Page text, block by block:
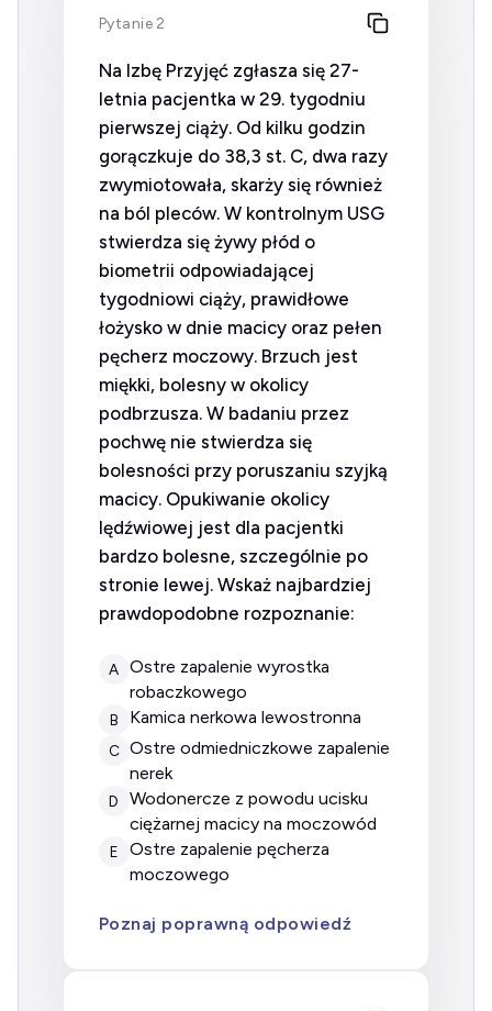
Pytanie 2
Na Izbę Przyjęć zgłasza się 27-
letnia pacjentka w 29. tygodniu
pierwszej ciąży. Od kilku godzin
gorączkuje do 38,3 st. C, dwa razy
zwymiotowała, skarży się również
na ból pleców. W kontrolnym USG
stwierdza się żywy płód o
biometrii odpowiadającej
tygodniowi ciąży, prawidłowe
łożysko w dnie macicy oraz pełen
pęcherz moczowy. Brzuch jest
miękki, bolesny w okolicy
podbrzusza. W badaniu przez
pochwę nie stwierdza się
bolesności przy poruszaniu szyjką
macicy. Opukiwanie okolicy
lędźwiowej jest dla pacjentki
bardzo bolesne, szczególnie po
stronie lewej. Wskaż najbardziej
prawdopodobne rozpoznanie:
A
ostre zapalenie wyrostka
robaczkowego
B kamica nerkowa lewostronna
C ostre odmiedniczkowe zapalenie
nerek
D
wodonercze z powodu ucisku
ciężarnej macicy na moczowód
E
ostre zapalenie pęcherza
moczowego
Poznaj poprawną odpowiedź